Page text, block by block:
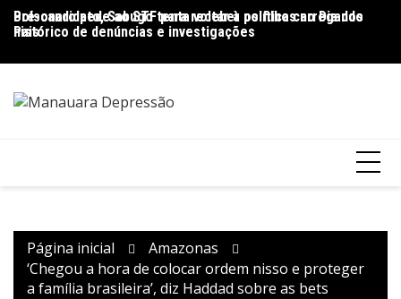
para
conteúdo
Pré-candidato, Sabugo tenta voltar à política carregando
histórico de denúncias e investigações
Bolsonaro pede ao STF para receber os filhos no Dia dos
Pais
Página inicial
Amazonas
‘Chegou a hora de colocar ordem nisso e proteger
a família brasileira’, diz Haddad sobre as bets